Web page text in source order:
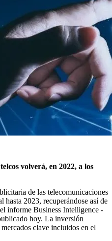
volverá, en 2022, a los
de las telecomunicaciones
hasta 2023, recuperándose así de
informe Business Intelligence -
hoy. La inversión
clave incluidos en el